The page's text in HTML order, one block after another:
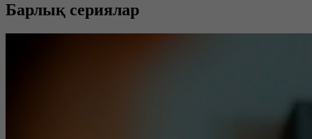
Барлық сериялар